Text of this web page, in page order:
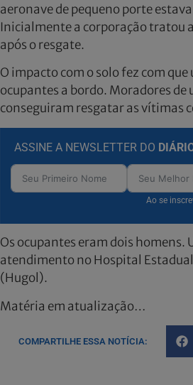
aeronave de pequeno porte
Inicialmente a corporação tratou
após o resgate.
O impacto com o solo fez com
ocupantes a bordo. Moradores de
conseguiram resgatar as vítimas
ASSINE A NEWSLETTER DO
Ao se
Os ocupantes eram dois
atendimento no Hospital
(Hugol).
Matéria em atualização…
COMPARTILHE ESSA NOTÍCIA: